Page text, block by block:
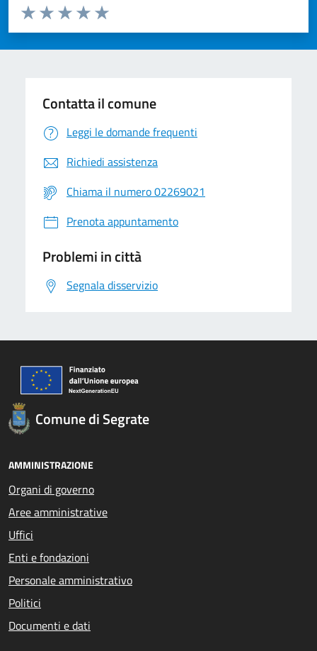
Valuta da 1 a 5 stelle la pagina
Valuta 5 stelle su 5
Valuta 4 stelle su 5
Valuta 3 stelle su 5
Valuta 2 stelle su 5
Valuta 1 stelle su 5
Contatta il comune
Leggi le domande frequenti
Richiedi assistenza
Chiama il numero 02269021
Prenota appuntamento
Problemi in città
Segnala disservizio
Comune di Segrate
AMMINISTRAZIONE
Organi di governo
Aree amministrative
Uffici
Enti e fondazioni
Personale amministrativo
Politici
Documenti e dati